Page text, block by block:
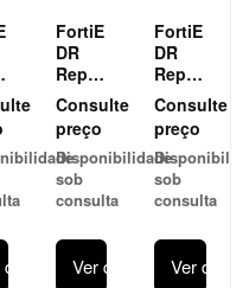
FortiE
DR
Repo
sitory
Stora
ge
FortiE
DR
addo
EDR
suite -
Consulte
preço
Disponibilidade
sob
consulta
Ver detalhes
FortiE
DR
Repos
itory
Stora
ge
FortiE
DR
addon
EDR
suite -
Consulte
preço
sob
consulta
Ver